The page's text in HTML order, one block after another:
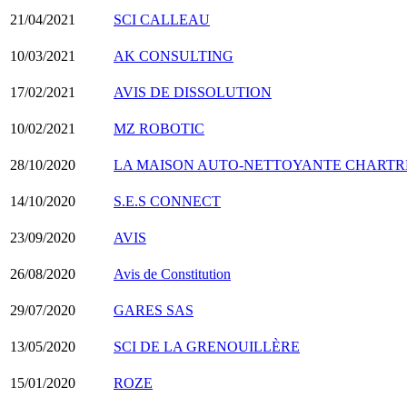
21/04/2021 SCI CALLEAU
10/03/2021 AK CONSULTING
17/02/2021 AVIS DE DISSOLUTION
10/02/2021 MZ ROBOTIC
28/10/2020 LA MAISON AUTO-NETTOYANTE
14/10/2020 S.E.S CONNECT
23/09/2020 AVIS
26/08/2020 Avis de Constitution
29/07/2020 GARES SAS
13/05/2020 SCI DE LA GRENOUILLÈRE
15/01/2020 ROZE